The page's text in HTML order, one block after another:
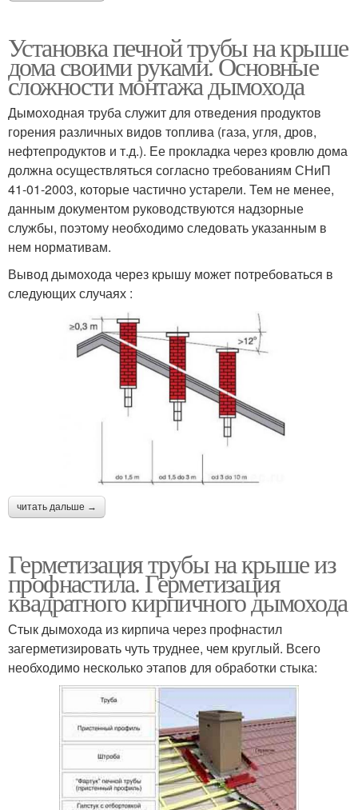
Установка печной трубы на крыше
дома своими руками. Основные
сложности монтажа дымохода
Дымоходная труба служит для отведения продуктов
горения различных видов топлива (газа, угля, дров,
нефтепродуктов и т.д.). Ее прокладка через кровлю дома
должна осуществляться согласно требованиям СНиП
41-01-2003, которые частично устарели. Тем не менее,
данным документом руководствуются надзорные
службы, поэтому необходимо следовать указанным в
нем нормативам.
Вывод дымохода через крышу может потребоваться в
следующих случаях :
читать дальше →
Герметизация трубы на крыше из
профнастила. Герметизация
квадратного кирпичного дымохода
Стык дымохода из кирпича через профнастил
загерметизировать чуть труднее, чем круглый. Всего
необходимо несколько этапов для обработки стыка: